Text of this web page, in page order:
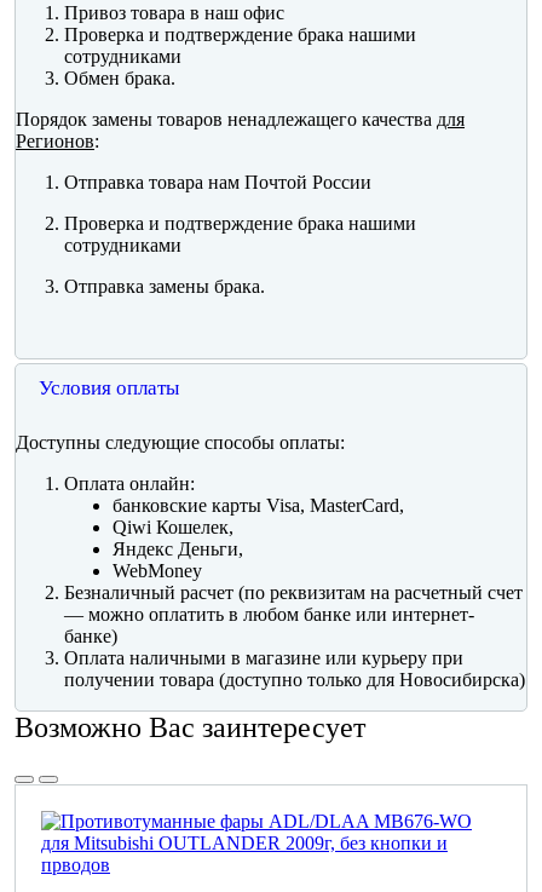
Привоз товара в наш офис
Проверка и подтверждение брака нашими
сотрудниками
Обмен брака.
Порядок замены товаров ненадлежащего качества для
Регионов:
Отправка товара нам Почтой России
Проверка и подтверждение брака нашими
сотрудниками
Отправка замены брака.
Условия оплаты
Доступны следующие способы оплаты:
Оплата онлайн:
банковские карты Visa, MasterCard,
Qiwi Кошелек,
Яндекс Деньги,
WebMoney
Безналичный расчет (по реквизитам на расчетный счет
— можно оплатить в любом банке или интернет-
банке)
Оплата наличными в магазине или курьеру при
получении товара (доступно только для Новосибирска)
Возможно Вас заинтересует